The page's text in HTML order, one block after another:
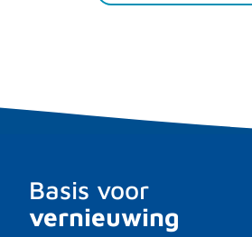
Basis voor
vernieuwing